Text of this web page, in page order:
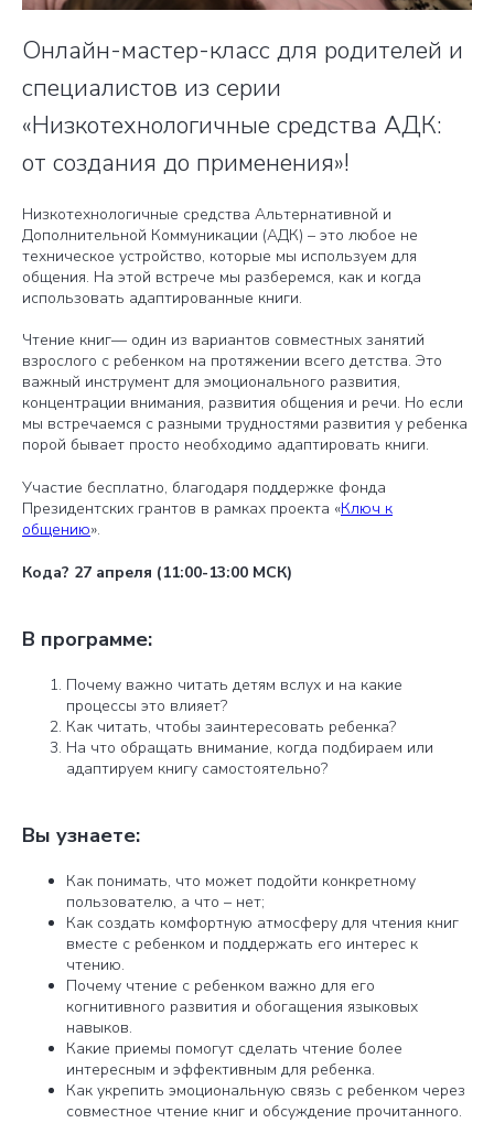
Онлайн-мастер-класс для родителей и
специалистов из серии
«Низкотехнологичные средства АДК:
от создания до применения»!
Низкотехнологичные средства Альтернативной и
Дополнительной Коммуникации (АДК) – это любое не
техническое устройство, которые мы используем для
общения. На этой встрече мы разберемся, как и когда
использовать адаптированные книги.
Чтение книг— один из вариантов совместных занятий
взрослого с ребенком на протяжении всего детства. Это
важный инструмент для эмоционального развития,
концентрации внимания, развития общения и речи. Но если
мы встречаемся с разными трудностями развития у ребенка
порой бывает просто необходимо адаптировать книги.
Участие бесплатно, благодаря поддержке фонда
Президентских грантов в рамках проекта «Ключ к
общению».
Кода? 27 апреля (11:00-13:00 МСК)
В программе:
Почему важно читать детям вслух и на какие
процессы это влияет?
Как читать, чтобы заинтересовать ребенка?
На что обращать внимание, когда подбираем или
адаптируем книгу самостоятельно?
Вы узнаете:
Как понимать, что может подойти конкретному
пользователю, а что – нет;
Как создать комфортную атмосферу для чтения книг
вместе с ребенком и поддержать его интерес к
чтению.
Почему чтение с ребенком важно для его
когнитивного развития и обогащения языковых
навыков.
Какие приемы помогут сделать чтение более
интересным и эффективным для ребенка.
Как укрепить эмоциональную связь с ребенком через
совместное чтение книг и обсуждение прочитанного.